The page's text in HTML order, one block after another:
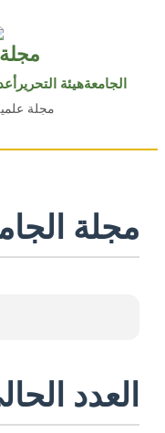
الجامعةهيئة التحرير
مجلة
مجلة
العدد